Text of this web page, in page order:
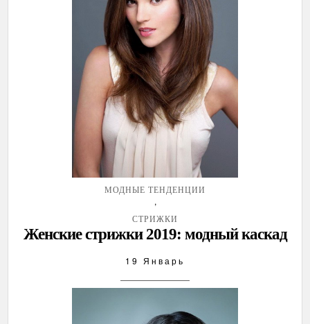
МОДНЫЕ ТЕНДЕНЦИИ
,
СТРИЖКИ
Женские стрижки 2019: модный каскад
19 Январь